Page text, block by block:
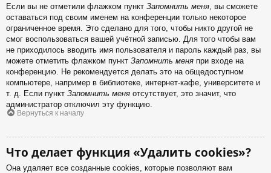
Если вы не отметили флажком пункт Запомнить меня, вы сможете
оставаться под своим именем на конференции только некоторое
ограниченное время. Это сделано для того, чтобы никто другой не
смог воспользоваться вашей учётной записью. Для того чтобы вам
не приходилось вводить имя пользователя и пароль каждый раз, вы
можете отметить флажком пункт Запомнить меня при входе на
конференцию. Не рекомендуется делать это на общедоступном
компьютере, например в библиотеке, интернет-кафе, университете и
т. д. Если пункт Запомнить меня отсутствует, это значит, что
администратор отключил эту функцию.
Вернуться к началу
Что делает функция «Удалить cookies»?
Она удаляет все созданные cookies, которые позволяют вам